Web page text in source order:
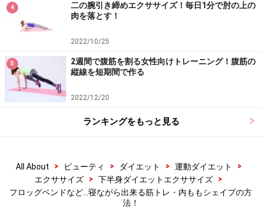
4
二の腕引き締めエクササイズ！毎日1分で肘の上の
肉を落とす！
2022/10/25
5
2週間で腹筋を割る女性向けトレーニング！腹筋の
縦線を短期間で作る
2022/12/20
ランキングをもっと見る
All About > ビューティ > ダイエット > 運動ダイエット
>
エクササイズ
> 下半身ダイエットエクササイズ
>
フロッグベンドなど…寝ながら出来る筋トレ・内ももシェイプの方
法！